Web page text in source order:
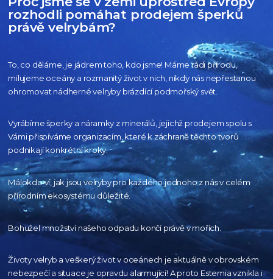
rozhodli pomáhat prodejem šperků
právě velrybám?
To, co děláme, je jádrem toho, kdo jsme! Máme rádi přírodu,
milujeme oceány a rozmanitý život v nich, nikdy nás nepřestanou
ohromovat nádherné velryby brázdící podmořský svět.
Vyrábíme šperky a náramky z minerálů, jejichž prodejem spolu s
Vámi přispíváme organizacím,které k záchraně těchto tvorů
podnikají konkrétní kroky.
Málokdo ví, jak jsou velryby pro každéhojednoho z nás v celém
přírodnímekosystému důležité.
Bohužel množství našeho odpadu končí právě v mořích.
Životy velryb a veškerý život v oceánech je aktuálněv obrovském
nebezpečí a situace je opravdu alarmující!A proto Estemia vznikla i